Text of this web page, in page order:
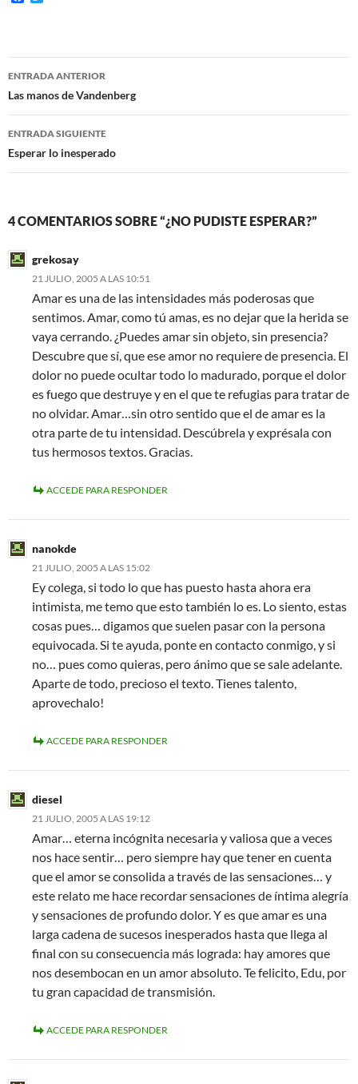
o
o
e
r
Navegación
de
entradas
ENTRADA ANTERIOR
Las manos de Vandenberg
ENTRADA SIGUIENTE
Esperar lo inesperado
4 COMENTARIOS SOBRE “¿NO PUDISTE ESPERAR?”
grekosay
21 JULIO, 2005 A LAS 10:51
Amar es una de las intensidades más poderosas que
sentimos. Amar, como tú amas, es no dejar que la herida se
vaya cerrando. ¿Puedes amar sin objeto, sin presencia?
Descubre que sí, que ese amor no requiere de presencia. El
dolor no puede ocultar todo lo madurado, porque el dolor
es fuego que destruye y en el que te refugias para tratar de
no olvidar. Amar…sin otro sentido que el de amar es la
otra parte de tu intensidad. Descúbrela y exprésala con
tus hermosos textos. Gracias.
ACCEDE PARA RESPONDER
nanokde
21 JULIO, 2005 A LAS 15:02
Ey colega, si todo lo que has puesto hasta ahora era
intimista, me temo que esto también lo es. Lo siento, estas
cosas pues… digamos que suelen pasar con la persona
equivocada. Si te ayuda, ponte en contacto conmigo, y si
no… pues como quieras, pero ánimo que se sale adelante.
Aparte de todo, precioso el texto. Tienes talento,
aprovechalo!
ACCEDE PARA RESPONDER
diesel
21 JULIO, 2005 A LAS 19:12
Amar… eterna incógnita necesaria y valiosa que a veces
nos hace sentir… pero siempre hay que tener en cuenta
que el amor se consolida a través de las sensaciones… y
este relato me hace recordar sensaciones de íntima alegría
y sensaciones de profundo dolor. Y es que amar es una
larga cadena de sucesos inesperados hasta que llega al
final con su consecuencia más lograda: hay amores que
nos desembocan en un amor absoluto. Te felicito, Edu, por
tu gran capacidad de transmisión.
ACCEDE PARA RESPONDER